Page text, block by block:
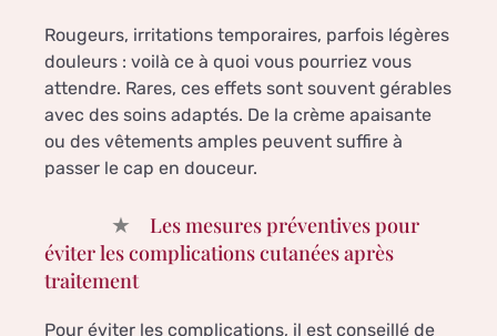
Rougeurs, irritations temporaires, parfois légères
douleurs : voilà ce à quoi vous pourriez vous
attendre. Rares, ces effets sont souvent gérables
avec des soins adaptés. De la crème apaisante
ou des vêtements amples peuvent suffire à
passer le cap en douceur.
Les mesures préventives pour
éviter les complications cutanées après
traitement
Pour éviter les complications, il est conseillé de